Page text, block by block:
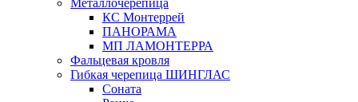
Металлочерепица
КС Монтеррей
ПАНОРАМА
МП ЛАМОНТЕРРА
Фальцевая кровля
Гибкая черепица ШИНГЛАС
Соната